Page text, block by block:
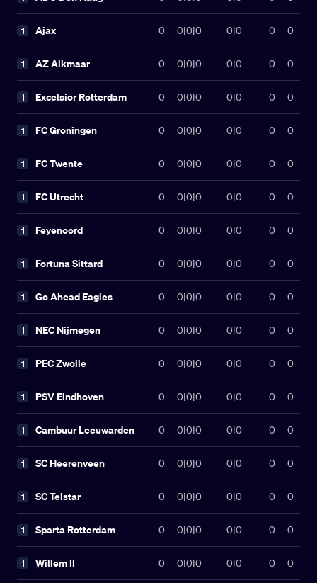
1 Ajax 0 0|0|0 0|0 0 0
1 AZ Alkmaar 0 0|0|0 0|0 0 0
1 Excelsior Rotterdam 0 0|0|0 0|0 0 0
1 FC Groningen 0 0|0|0 0|0 0 0
1 FC Twente 0 0|0|0 0|0 0 0
1 FC Utrecht 0 0|0|0 0|0 0 0
1 Feyenoord 0 0|0|0 0|0 0 0
1 Fortuna Sittard 0 0|0|0 0|0 0 0
1 Go Ahead Eagles 0 0|0|0 0|0 0 0
1 NEC Nijmegen 0 0|0|0 0|0 0 0
1 PEC Zwolle 0 0|0|0 0|0 0 0
1 PSV Eindhoven 0 0|0|0 0|0 0 0
1 Cambuur Leeuwarden 0 0|0|0 0|0 0 0
1 SC Heerenveen 0 0|0|0 0|0 0 0
1 SC Telstar 0 0|0|0 0|0 0 0
1 Sparta Rotterdam 0 0|0|0 0|0 0 0
1 Willem II 0 0|0|0 0|0 0 0